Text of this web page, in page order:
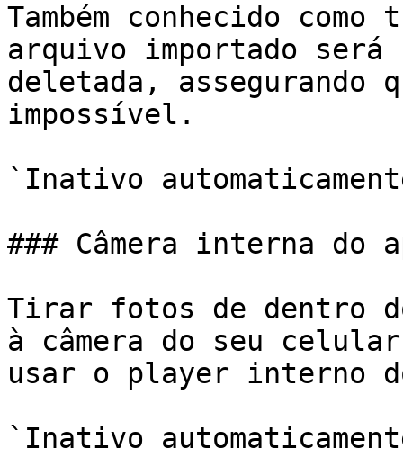
Também conhecido
arquivo importado
deletada, assegurando
impossível.
`Inativo
### Câmera interna do
Tirar fotos de dentro
à câmera do seu
usar o player interno
`Inativo